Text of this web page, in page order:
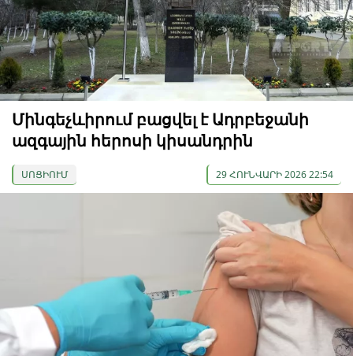
Մինգեչևիրում բացվել է Ադրբեջանի
ազգային հերոսի կիսանդրին
ՍՈՑԻՈՒՄ 29 ՀՈՒՆՎԱՐԻ 2026 22:54